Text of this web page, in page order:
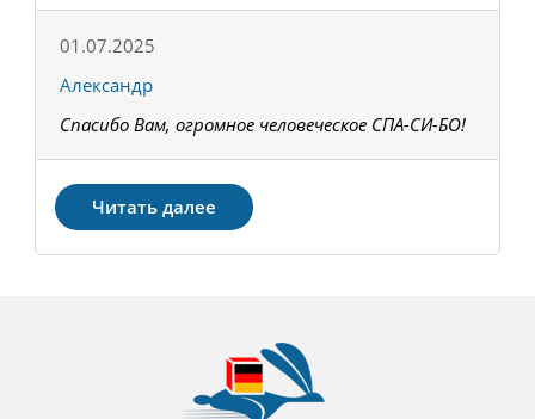
01.07.2025
Александр
Спасибо Вам, огромное человеческое СПА-СИ-БО!
Читать далее